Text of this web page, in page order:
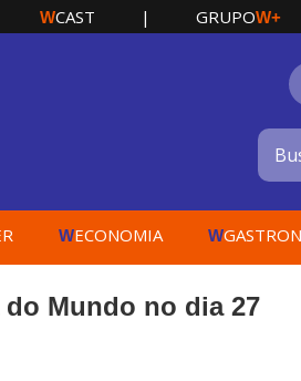
WCAST | GRUPOW+
WECONOMIA W
do Mundo no dia 27